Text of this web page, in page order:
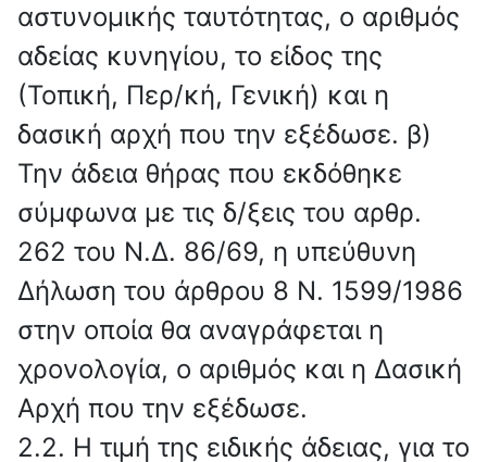
αστυνομικής ταυτότητας, ο αριθμός
αδείας κυνηγίου, το είδος της
(Τοπική, Περ/κή, Γενική) και η
δασική αρχή που την εξέδωσε. β)
Την άδεια θήρας που εκδόθηκε
σύμφωνα με τις δ/ξεις του αρθρ.
262 του Ν.Δ. 86/69, η υπεύθυνη
Δήλωση του άρθρου 8 Ν. 1599/1986
στην οποία θα αναγράφεται η
χρονολογία, ο αριθμός και η Δασική
Αρχή που την εξέδωσε.
2.2. Η τιμή της ειδικής άδειας, για το